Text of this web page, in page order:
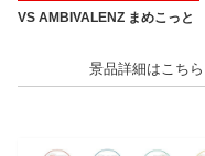
VS AMBIVALENZ まめこっと